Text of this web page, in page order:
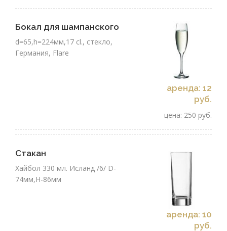
Бокал для шампанского
d=65,h=224мм,17 cl., стекло,
Германия, Flare
аренда: 12
руб.
цена: 250 руб.
Стакан
Хайбол 330 мл. Исланд /6/ D-
74мм,H-86мм
аренда: 10
руб.